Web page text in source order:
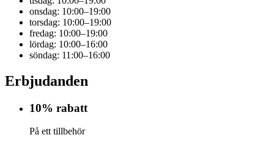
onsdag: 10:00–19:00
torsdag: 10:00–19:00
fredag: 10:00–19:00
lördag: 10:00–16:00
söndag: 11:00–16:00
Erbjudanden
10% rabatt
På ett tillbehör